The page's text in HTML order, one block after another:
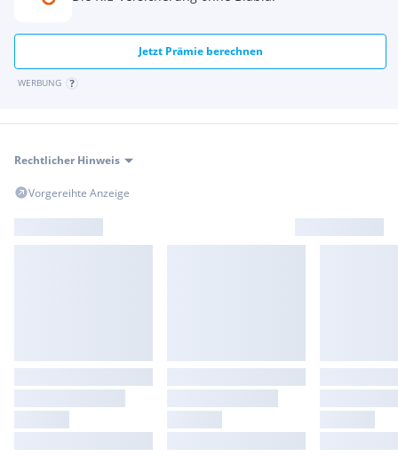
Jetzt Prämie berechnen
WERBUNG
Rechtlicher Hinweis
Vorgereihte Anzeige